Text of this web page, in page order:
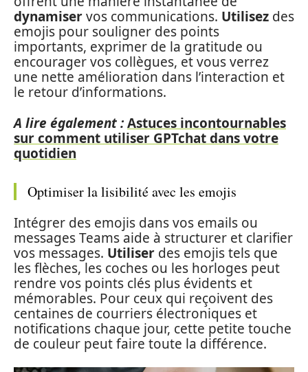
dynamiservos communications. Utilisez des
emojis pour souligner des points
importants, exprimer de la gratitude ou
encourager vos collègues, et vous verrez
une nette amélioration dans l’interaction et
le retour d’informations.
A lire également :Astuces incontournables
sur comment utiliser GPTchat dans votre
quotidien
Optimiser la lisibilité avec les emojis
Intégrer des emojis dans vos emails ou
messages Teams aide à structurer et clarifier
vos messages. Utiliser des emojis tels que
les flèches, les coches ou les horloges peut
rendre vos points clés plus évidents et
mémorables. Pour ceux qui reçoivent des
centaines de courriers électroniques et
notifications chaque jour, cette petite touche
de couleur peut faire toute la différence.